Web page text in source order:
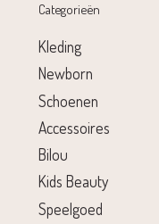
Categorieën
Kleding
Newborn
Schoenen
Accessoires
Bilou
Kids Beauty
Speelgoed